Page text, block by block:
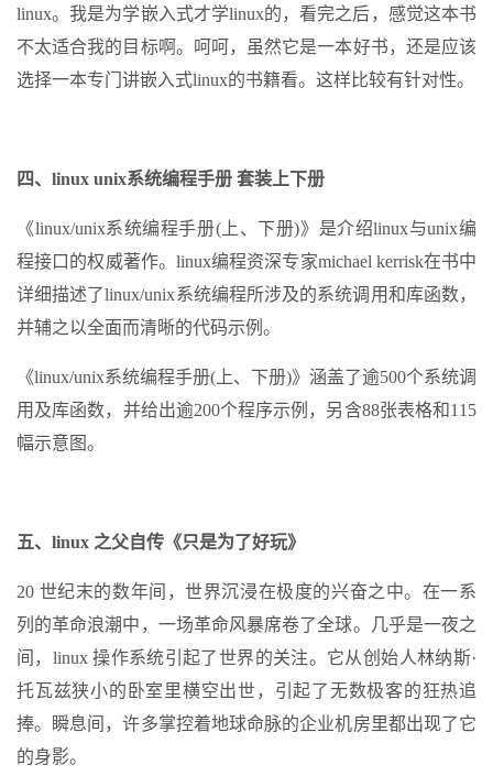
linux。我是为学嵌入式才学linux的，看完之后，感觉这本书
不太适合我的目标啊。呵呵，虽然它是一本好书，还是应该
选择一本专门讲嵌入式linux的书籍看。这样比较有针对性。
四、linux unix系统编程手册 套装上下册
《linux/unix系统编程手册(上、下册)》是介绍linux与unix编
程接口的权威著作。linux编程资深专家michael kerrisk在书中
详细描述了linux/unix系统编程所涉及的系统调用和库函数，
并辅之以全面而清晰的代码示例。
《linux/unix系统编程手册(上、下册)》涵盖了逾500个系统调
用及库函数，并给出逾200个程序示例，另含88张表格和115
幅示意图。
五、linux 之父自传《只是为了好玩》
20 世纪末的数年间，世界沉浸在极度的兴奋之中。在一系
列的革命浪潮中，一场革命风暴席卷了全球。几乎是一夜之
间，linux 操作系统引起了世界的关注。它从创始人林纳斯·
托瓦兹狭小的卧室里横空出世，引起了无数极客的狂热追
捧。瞬息间，许多掌控着地球命脉的企业机房里都出现了它
的身影。